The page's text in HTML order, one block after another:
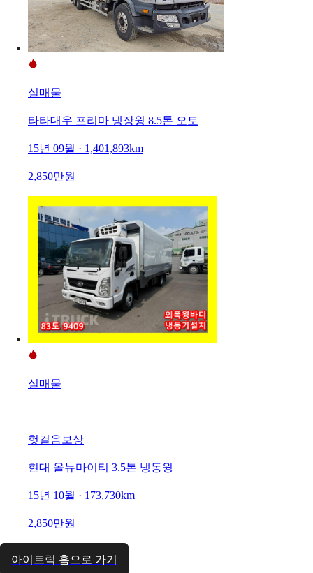
실매물
타타대우 프리마 냉장윙 8.5톤 오토
15년 09월 · 1,401,893km
2,850만원
실매물
헛걸음보상
현대 올뉴마이티 3.5톤 냉동윙
15년 10월 · 173,730km
2,850만원
아이트럭 홈으로 가기